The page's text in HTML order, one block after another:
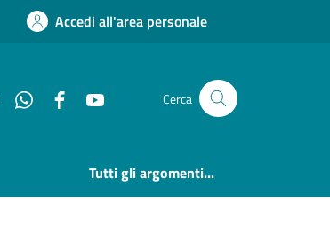
Accedi all'area personale
WhatsappFacebook Cerca
Tutti gli argomenti...